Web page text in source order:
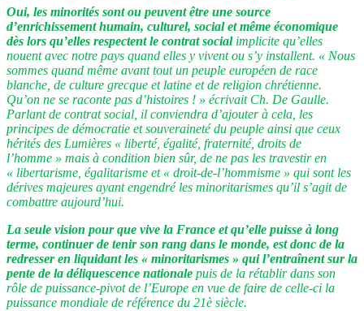
Oui, les minorités sont ou peuvent être une source
d’enrichissement humain, culturel, social et même économique
dès lors qu’elles respectent le contrat socialimplicite qu’elles
nouent avec notre pays quand elles y vivent ou s’y installent. « Nous
sommes quand même avant tout un peuple européen de race
blanche, de culture grecque et latine et de religion chrétienne.
Qu’on ne se raconte pas d’histoires ! » écrivait Ch. De Gaulle.
Parlant de contrat social, il conviendra d’ajouter à cela, les
principes de démocratie et souveraineté du peuple ainsi que ceux
hérités des Lumières « liberté, égalité, fraternité, droits de
l’homme » mais à condition bien sûr, de ne pas les travestir en
« libertarisme, égalitarisme et « droit-de-l’hommisme » qui sont les
dérives majeures ayant engendré les minoritarismes qu’il s’agit de
combattre aujourd’hui.
La seule vision pour que vive la France et qu’elle puisse à long
terme, continuer de tenir son rang dans le monde, est donc de la
redresser en liquidant les « minoritarismes » qui l’entraînent sur la
pente de la déliquescence nationale puis de la rétablir dans son
rôle de puissance-pivot de l’Europe en vue de faire de celle-ci la
puissance mondiale de référence du 21è siècle.